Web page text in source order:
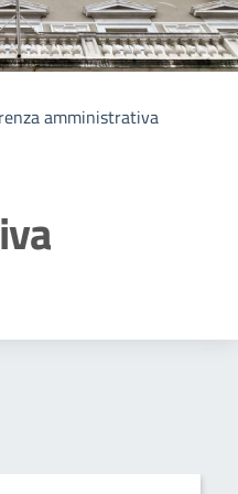
amministrativa